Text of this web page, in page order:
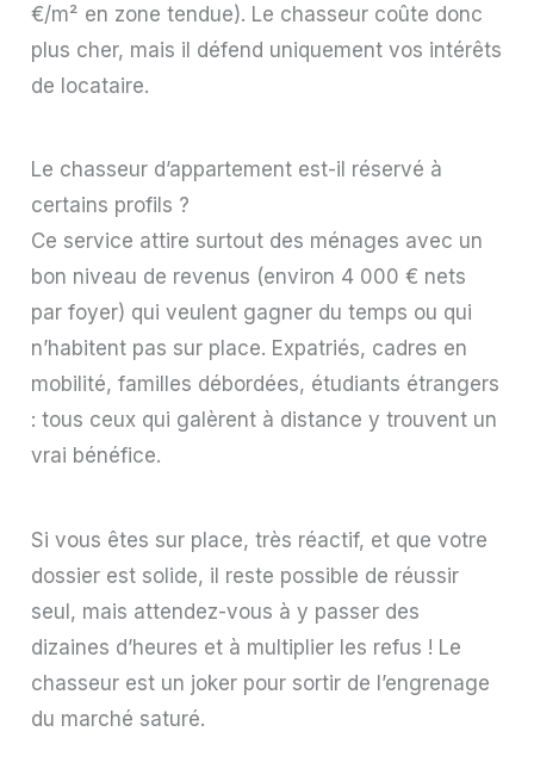
€/m² en zone tendue). Le chasseur coûte donc
plus cher, mais il défend uniquement vos intérêts
de locataire.
Le chasseur d’appartement est-il réservé à
certains profils ?
Ce service attire surtout des ménages avec un
bon niveau de revenus (environ 4 000 € nets
par foyer) qui veulent gagner du temps ou qui
n’habitent pas sur place. Expatriés, cadres en
mobilité, familles débordées, étudiants étrangers
: tous ceux qui galèrent à distance y trouvent un
vrai bénéfice.
Si vous êtes sur place, très réactif, et que votre
dossier est solide, il reste possible de réussir
seul, mais attendez-vous à y passer des
dizaines d’heures et à multiplier les refus ! Le
chasseur est un joker pour sortir de l’engrenage
du marché saturé.